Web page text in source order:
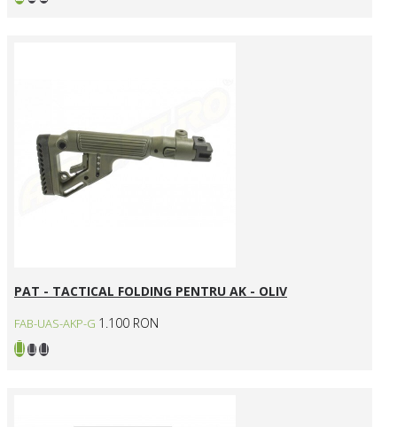
PAT - TACTICAL FOLDING PENTRU AK - OLIV
FAB-UAS-AKP-G 1.100 RON